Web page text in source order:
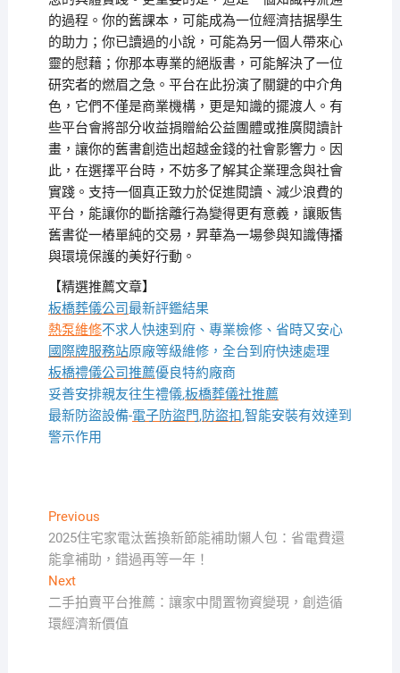
的過程。你的舊課本，可能成為一位經濟拮据學生
的助力；你已讀過的小說，可能為另一個人帶來心
靈的慰藉；你那本專業的絕版書，可能解決了一位
研究者的燃眉之急。平台在此扮演了關鍵的中介角
色，它們不僅是商業機構，更是知識的擺渡人。有
些平台會將部分收益捐贈給公益團體或推廣閱讀計
畫，讓你的舊書創造出超越金錢的社會影響力。因
此，在選擇平台時，不妨多了解其企業理念與社會
實踐。支持一個真正致力於促進閱讀、減少浪費的
平台，能讓你的斷捨離行為變得更有意義，讓販售
舊書從一樁單純的交易，昇華為一場參與知識傳播
與環境保護的美好行動。
【精選推薦文章】
板橋葬儀公司最新評鑑結果
熱泵維修不求人快速到府、專業檢修、省時又安心
國際牌服務站原廠等級維修，全台到府快速處理
板橋禮儀公司推薦優良特約廠商
妥善安排親友往生禮儀,板橋葬儀社推薦
最新防盜設備-電子防盜門,防盜扣,智能安裝有效達到
警示作用
文
章
導
覽
PreviousPrevious
post:
2025住宅家電汰舊換新節能補助懶人包：省電費還
能拿補助，錯過再等一年！
NextNext
post:
二手拍賣平台推薦：讓家中閒置物資變現，創造循
環經濟新價值